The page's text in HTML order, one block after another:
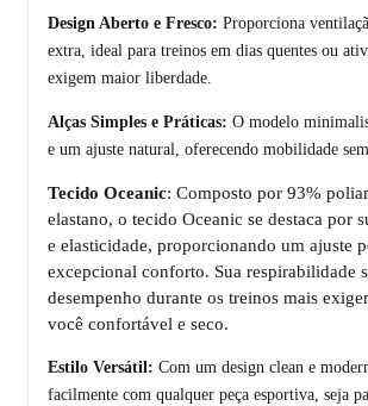
Design Aberto e Fresco: Proporciona
extra, ideal para treinos em dias quentes ou
exigem maior liberdade.
Alças Simples e Práticas: O modelo
e um ajuste natural, oferecendo mobilidade
Tecido Oceanic: Composto por 93%
elastano, o tecido Oceanic se destaca por
e elasticidade, proporcionando um ajuste
excepcional conforto. Sua respirabilidade
desempenho durante os treinos mais
você confortável e seco.
Estilo Versátil: Com um design clean e
facilmente com qualquer peça esportiva, seja